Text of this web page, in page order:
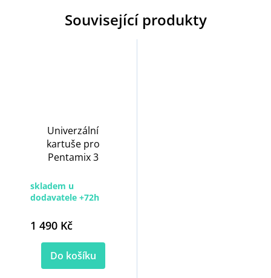
Související produkty
Univerzální
kartuše pro
Pentamix 3
skladem u
dodavatele +72h
1 490 Kč
Do košíku